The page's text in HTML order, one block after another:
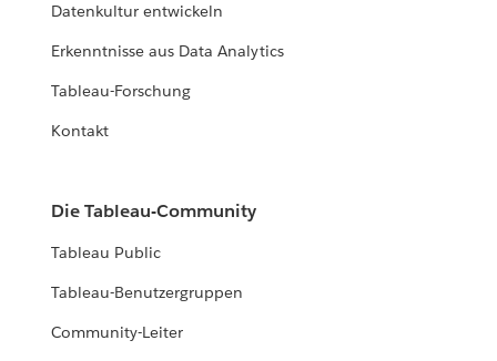
Datenkultur entwickeln
Erkenntnisse aus Data Analytics
Tableau-Forschung
Kontakt
Die Tableau-Community
Tableau Public
Tableau-Benutzergruppen
Community-Leiter